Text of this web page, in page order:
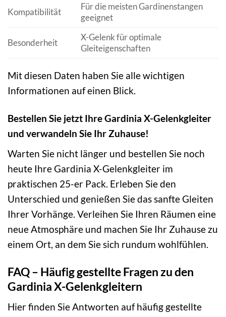
Kompatibilität
Für die meisten Gardinenstangen
geeignet
Besonderheit
X-Gelenk für optimale
Gleiteigenschaften
Mit diesen Daten haben Sie alle wichtigen
Informationen auf einen Blick.
Bestellen Sie jetzt Ihre Gardinia X-Gelenkgleiter
und verwandeln Sie Ihr Zuhause!
Warten Sie nicht länger und bestellen Sie noch
heute Ihre Gardinia X-Gelenkgleiter im
praktischen 25-er Pack. Erleben Sie den
Unterschied und genießen Sie das sanfte Gleiten
Ihrer Vorhänge. Verleihen Sie Ihren Räumen eine
neue Atmosphäre und machen Sie Ihr Zuhause zu
einem Ort, an dem Sie sich rundum wohlfühlen.
FAQ – Häufig gestellte Fragen zu den
Gardinia X-Gelenkgleitern
Hier finden Sie Antworten auf häufig gestellte